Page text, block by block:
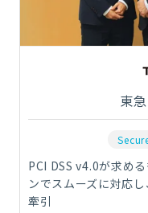
東
PCI DSS v4.0が求め
ンでスムーズに対応
牽引